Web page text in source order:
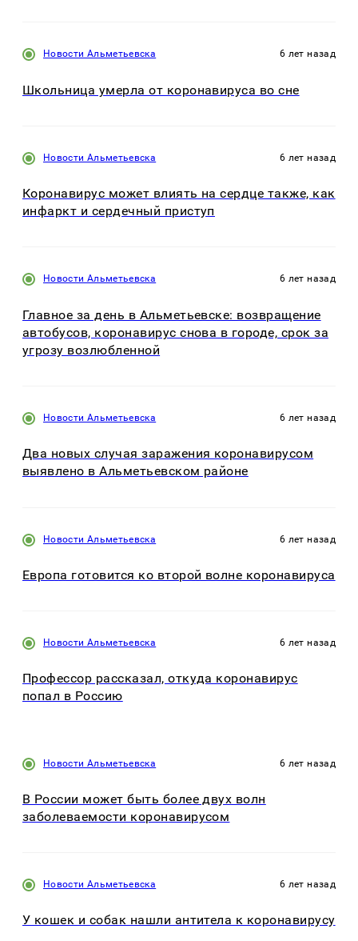
Новости Альметьевска 6 лет назад
Школьница умерла от коронавируса во сне
Новости Альметьевска 6 лет назад
Коронавирус может влиять на сердце также, как
инфаркт и сердечный приступ
Новости Альметьевска 6 лет назад
Главное за день в Альметьевске: возвращение
автобусов, коронавирус снова в городе, срок за
угрозу возлюбленной
Новости Альметьевска 6 лет назад
Два новых случая заражения коронавирусом
выявлено в Альметьевском районе
Новости Альметьевска 6 лет назад
Европа готовится ко второй волне коронавируса
Новости Альметьевска 6 лет назад
Профессор рассказал, откуда коронавирус
попал в Россию
Новости Альметьевска 6 лет назад
В России может быть более двух волн
заболеваемости коронавирусом
Новости Альметьевска 6 лет назад
У кошек и собак нашли антитела к коронавирусу